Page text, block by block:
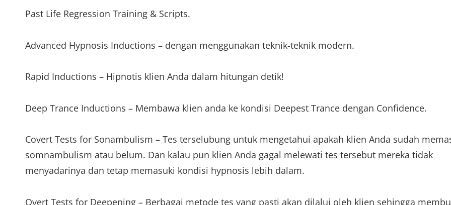
Past Life Regression Training & Scripts.
Advanced Hypnosis Inductions – dengan menggunakan teknik-teknik modern.
Rapid Inductions – Hipnotis klien Anda dalam hitungan detik!
Deep Trance Inductions – Membawa klien anda ke kondisi Deepest Trance dengan Confidence.
Covert Tests for Sonambulism – Tes terselubung untuk mengetahui apakah klien Anda sudah
somnambulism atau belum. Dan kalau pun klien Anda gagal melewati tes tersebut mereka tidak
menyadarinya dan tetap memasuki kondisi hypnosis lebih dalam.
Overt Tests for Deepening – Berbagai metode tes yang pasti akan dilalui oleh klien sehingga